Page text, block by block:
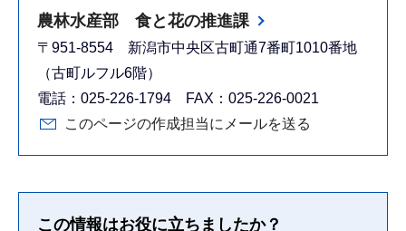
農林水産部 食と花の推進課
〒951-8554 新潟市中央区古町通7番町1010番地
（古町ルフル6階）
電話：025-226-1794 FAX：025-226-0021
このページの作成担当にメールを送る
この情報はお役に立ちましたか？